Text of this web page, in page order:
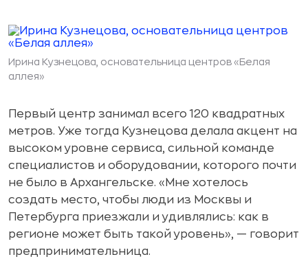
Ирина Кузнецова, основательница центров «Белая
аллея»
Первый центр занимал всего 120 квадратных
метров. Уже тогда Кузнецова делала акцент на
высоком уровне сервиса, сильной команде
специалистов и оборудовании, которого почти
не было в Архангельске. «Мне хотелось
создать место, чтобы люди из Москвы и
Петербурга приезжали и удивлялись: как в
регионе может быть такой уровень», — говорит
предпринимательница.